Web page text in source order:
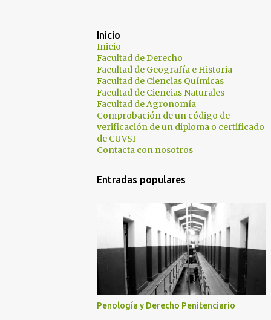
Inicio
Inicio
Facultad de Derecho
Facultad de Geografía e Historia
Facultad de Ciencias Químicas
Facultad de Ciencias Naturales
Facultad de Agronomía
Comprobación de un código de
verificación de un diploma o certificado
de CUVSI
Contacta con nosotros
Entradas populares
Penología y Derecho Penitenciario